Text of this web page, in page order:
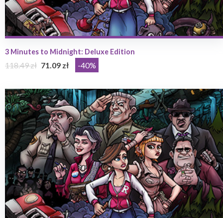
3 Minutes to Midnight: Deluxe Edition
118.49 zł 71.09 zł -40%